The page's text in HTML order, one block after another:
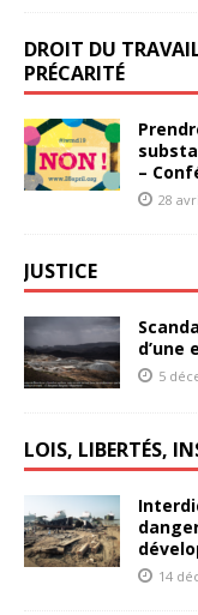
DROIT DU
PRÉCARITÉ
–
28
JUSTICE
d’une
5
LOIS, LIBERTÉS,
14